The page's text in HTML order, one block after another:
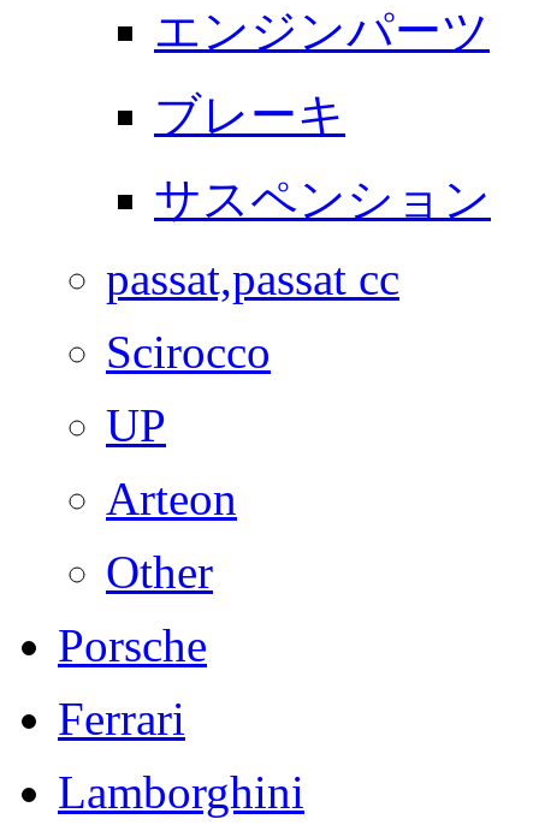
エンジンパーツ
ブレーキ
サスペンション
passat,passat cc
Scirocco
UP
Arteon
Other
Porsche
Ferrari
Lamborghini